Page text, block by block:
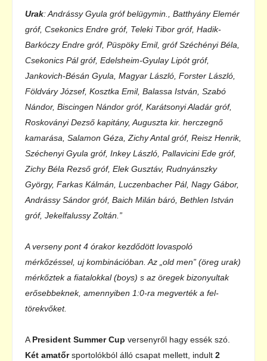
Urak: Andrássy Gyula gróf belügymin., Batthyány Elemér
gróf, Csekonics Endre gróf, Teleki Tibor gróf, Hadik-
Barkóczy Endre gróf, Püspöky Emil, gróf Széchényi Béla,
Csekonics Pál gróf, Edelsheim-Gyulay Lipót gróf,
Jankovich-Bésán Gyula, Magyar László, Forster László,
Földváry József, Kosztka Emil, Balassa István, Szabó
Nándor, Biscingen Nándor gróf, Karátsonyi Aladár gróf,
Roskoványi Dezső kapitány, Auguszta kir. herczegnő
kamarása, Salamon Géza, Zichy Antal gróf, Reisz Henrik,
Széchenyi Gyula gróf, Inkey László, Pallavicini Ede gróf,
Zichy Béla Rezső gróf, Elek Gusztáv, Rudnyánszky
György, Farkas Kálmán, Luczenbacher Pál, Nagy Gábor,
Andrássy Sándor gróf, Baich Milán báró, Bethlen István
gróf, Jekelfalussy Zoltán.”
A verseny pont 4 órakor kezdődött lovaspoló
mérkőzéssel, uj kombinációban. Az „old men” (öreg urak)
mérkőztek a fiatalokkal (boys) s az öregek bizonyultak
erősebbeknek, amennyiben 1:0-ra megverték a fel-
törekvőket.
A President Summer Cup versenyről hagy essék szó.
Két amatőrsportolókból álló csapat mellett, indult 2